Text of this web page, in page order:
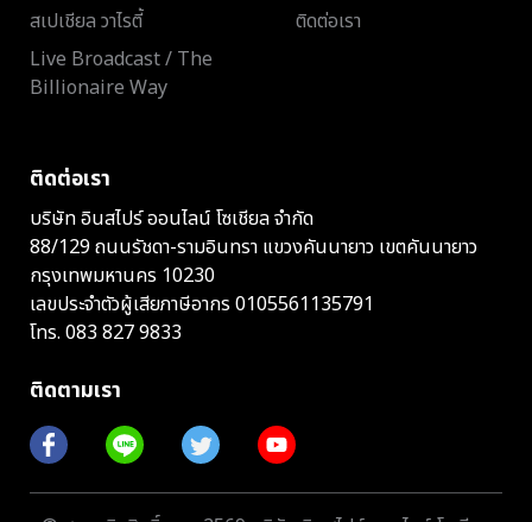
สเปเชียล วาไรตี้
Live Broadcast / The
Billionaire Way
ติดต่อเรา
ติดต่อเรา
บริษัท อินสไปร์ ออนไลน์ โซเชียล จำกัด
88/129 ถนนรัชดา-รามอินทรา แขวงคันนายาว เขตคันนายาว
กรุงเทพมหานคร 10230
เลขประจำตัวผู้เสียภาษีอากร 0105561135791
โทร. 083 827 9833
ติดตามเรา